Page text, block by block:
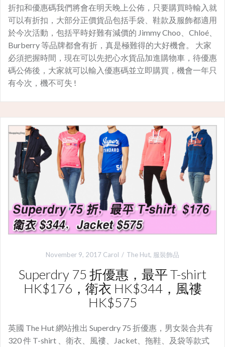
折扣和優惠碼我們將會在明天晚上公佈，只要購買時輸入就
可以有折扣，大部分正價貨品包括手袋、鞋款及服飾都適用
於今次活動，包括平時好難有減價的 Jimmy Choo、Chloé、
Burberry 等品牌都會有折，真是極難得的大好機會。 大家
必須把握時間，現在可以先把心水貨品加進購物車，待優惠
碼公佈後，大家就可以輸入優惠碼並立即購買，機會一年只
有今次，機不可失 !
November 9, 2017 Carol The Hut, 服裝飾品
Superdry 75 折優惠，最平 T-shirt
HK$176，衛衣 HK$344，風䄛
HK$575
英國 The Hut 網站推出 Superdry 75 折優惠，男女裝合共有
320 件 T-shirt 、衛衣、風䄛、Jacket、拖鞋、及袋等款式